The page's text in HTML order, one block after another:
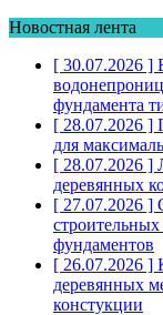
Новостная лента
[ 30.07.2026 ]
фундамента
[ 28.07.2026 ]
для
[ 28.07.2026 ]
деревянных
[ 27.07.2026 ]
фундаментов
[ 26.07.2026 ]
деревянных
констукции